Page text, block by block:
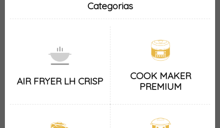
Categorias
AIR FRYER LH CRISP
COOK MAKER
PREMIUM